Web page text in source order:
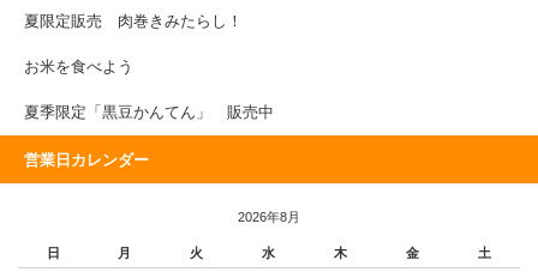
夏限定販売 肉巻きみたらし！
お米を食べよう
夏季限定「黒豆かんてん」 販売中
営業日カレンダー
2026年8月
日 月 火 水 木 金 土